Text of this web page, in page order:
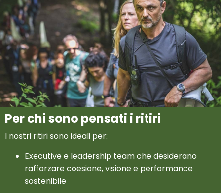
Per chi sono pensati i ritiri
I nostri ritiri sono ideali per:
Executive e leadership team che desiderano
rafforzare coesione, visione e performance
sostenibile